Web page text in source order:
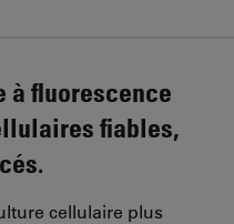
à fluorescence
fiables,
cellulaire plus